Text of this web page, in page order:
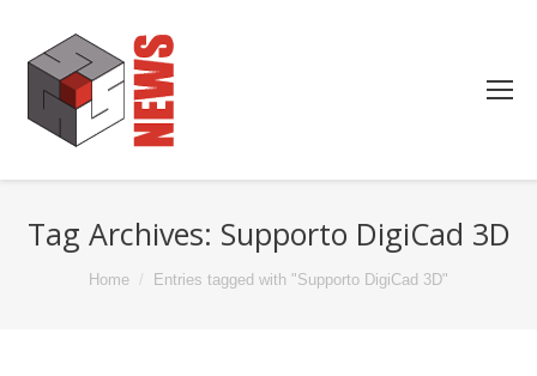
Tag Archives: Supporto DigiCad 3D
You are here:
Home Entries tagged with "Supporto DigiCad 3D"